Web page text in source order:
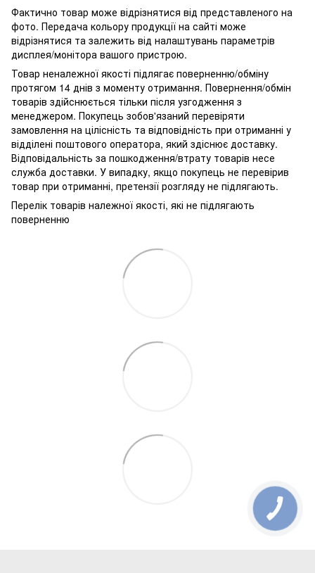
Фактично товар може відрізнятися від представленого на
фото. Передача кольору продукції на сайті може
відрізнятися та залежить від налаштувань параметрів
дисплея/монітора вашого пристрою.
Товар неналежної якості підлягає поверненню/обміну
протягом 14 днів з моменту отримання. Повернення/обмін
товарів здійснюється тільки після узгодження з
менеджером. Покупець зобов'язаний перевіряти
замовлення на цілісність та відповідність при отриманні у
відділені поштового оператора, який здіснює доставку.
Відповідальність за пошкодження/втрату товарів несе
служба доставки. У випадку, якщо покупець не перевірив
товар при отриманні, претензії розгляду не підлягають.
Перелік товарів належної якості, які не підлягають
поверненню